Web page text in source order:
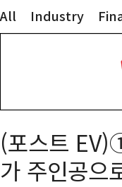
All Industry
(포스트
가 주인공으